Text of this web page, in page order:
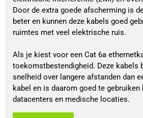
Door de extra goede afscherming is
beter en kunnen deze kabels goed
ruimtes met veel elektrische ruis.
Als je kiest voor een Cat 6a
toekomstbestendigheid. Deze kabels
snelheid over langere afstanden dan
kabel en is daarom goed te
datacenters en medische locaties.